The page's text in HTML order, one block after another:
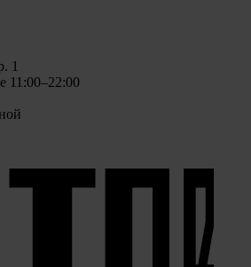
1
11:00–22:00